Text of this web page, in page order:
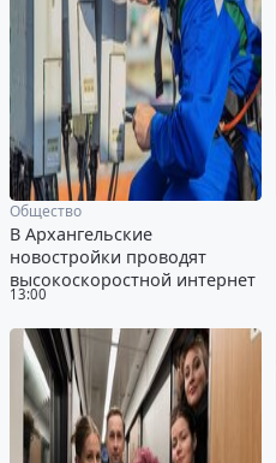
13:00
Общество
В Архангельские
новостройки проводят
высокоскоростной интернет